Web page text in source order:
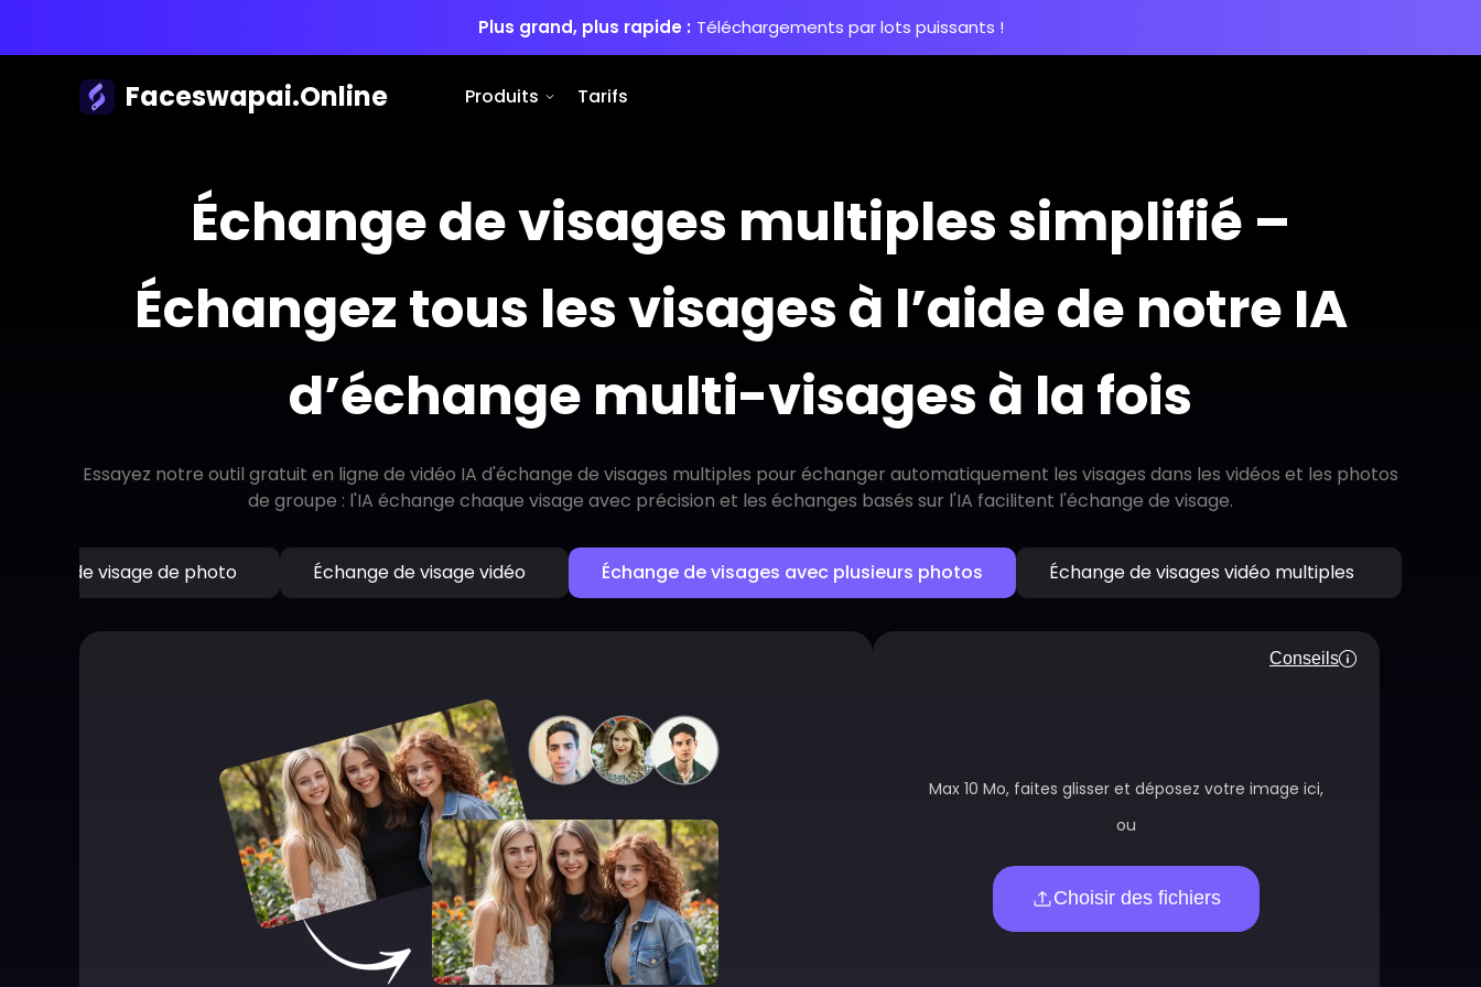
Plus grand, plus rapide : Téléchargements par lots puissants !
Faceswapai.Online Produits Tarifs
Échange de visages multiples simplifié –
Échangez tous les visages à l’aide de notre IA
d’échange multi-visages à la fois
Essayez notre outil gratuit en ligne de vidéo IA d'échange de visages multiples pour échanger automatiquement les visages dans les vidéos et les photos
de groupe : l'IA échange chaque visage avec précision et les échanges basés sur l'IA facilitent l'échange de visage.
de visage de photo Échange de visage vidéo Échange de visages avec plusieurs photos Échange de visages vidéo multiples
Max 10 Mo, faites glisser et déposez votre image ici,
ou
Choisir des fichiers
Conseils